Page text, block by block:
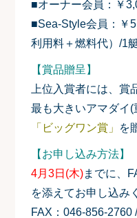
■オーナー会員：￥
■Sea-Style会員：￥
利用料＋燃料代）/1
【賞品贈呈】
上位入賞者には、賞
最も大きいアマダイ(
「ビッグワン賞」
を
【お申し込み方法】
4月3日(木)までに、
を添えてお申し込み
FAX： 046-856-2760/